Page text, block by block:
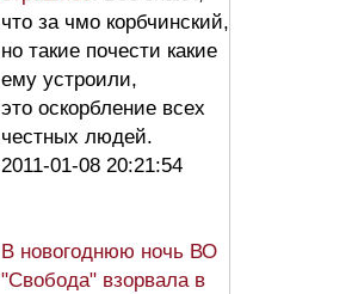
что за чмо корбчинский,
но такие почести какие
ему устроили,
это оскорбление всех
честных людей.
2011-01-08 20:21:54
В новогоднюю ночь ВО
"Свобода" взорвала в